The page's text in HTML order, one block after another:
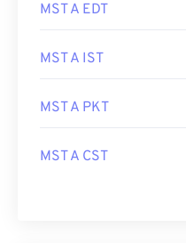
MST A EDT
MST A IST
MST A PKT
MST A CST